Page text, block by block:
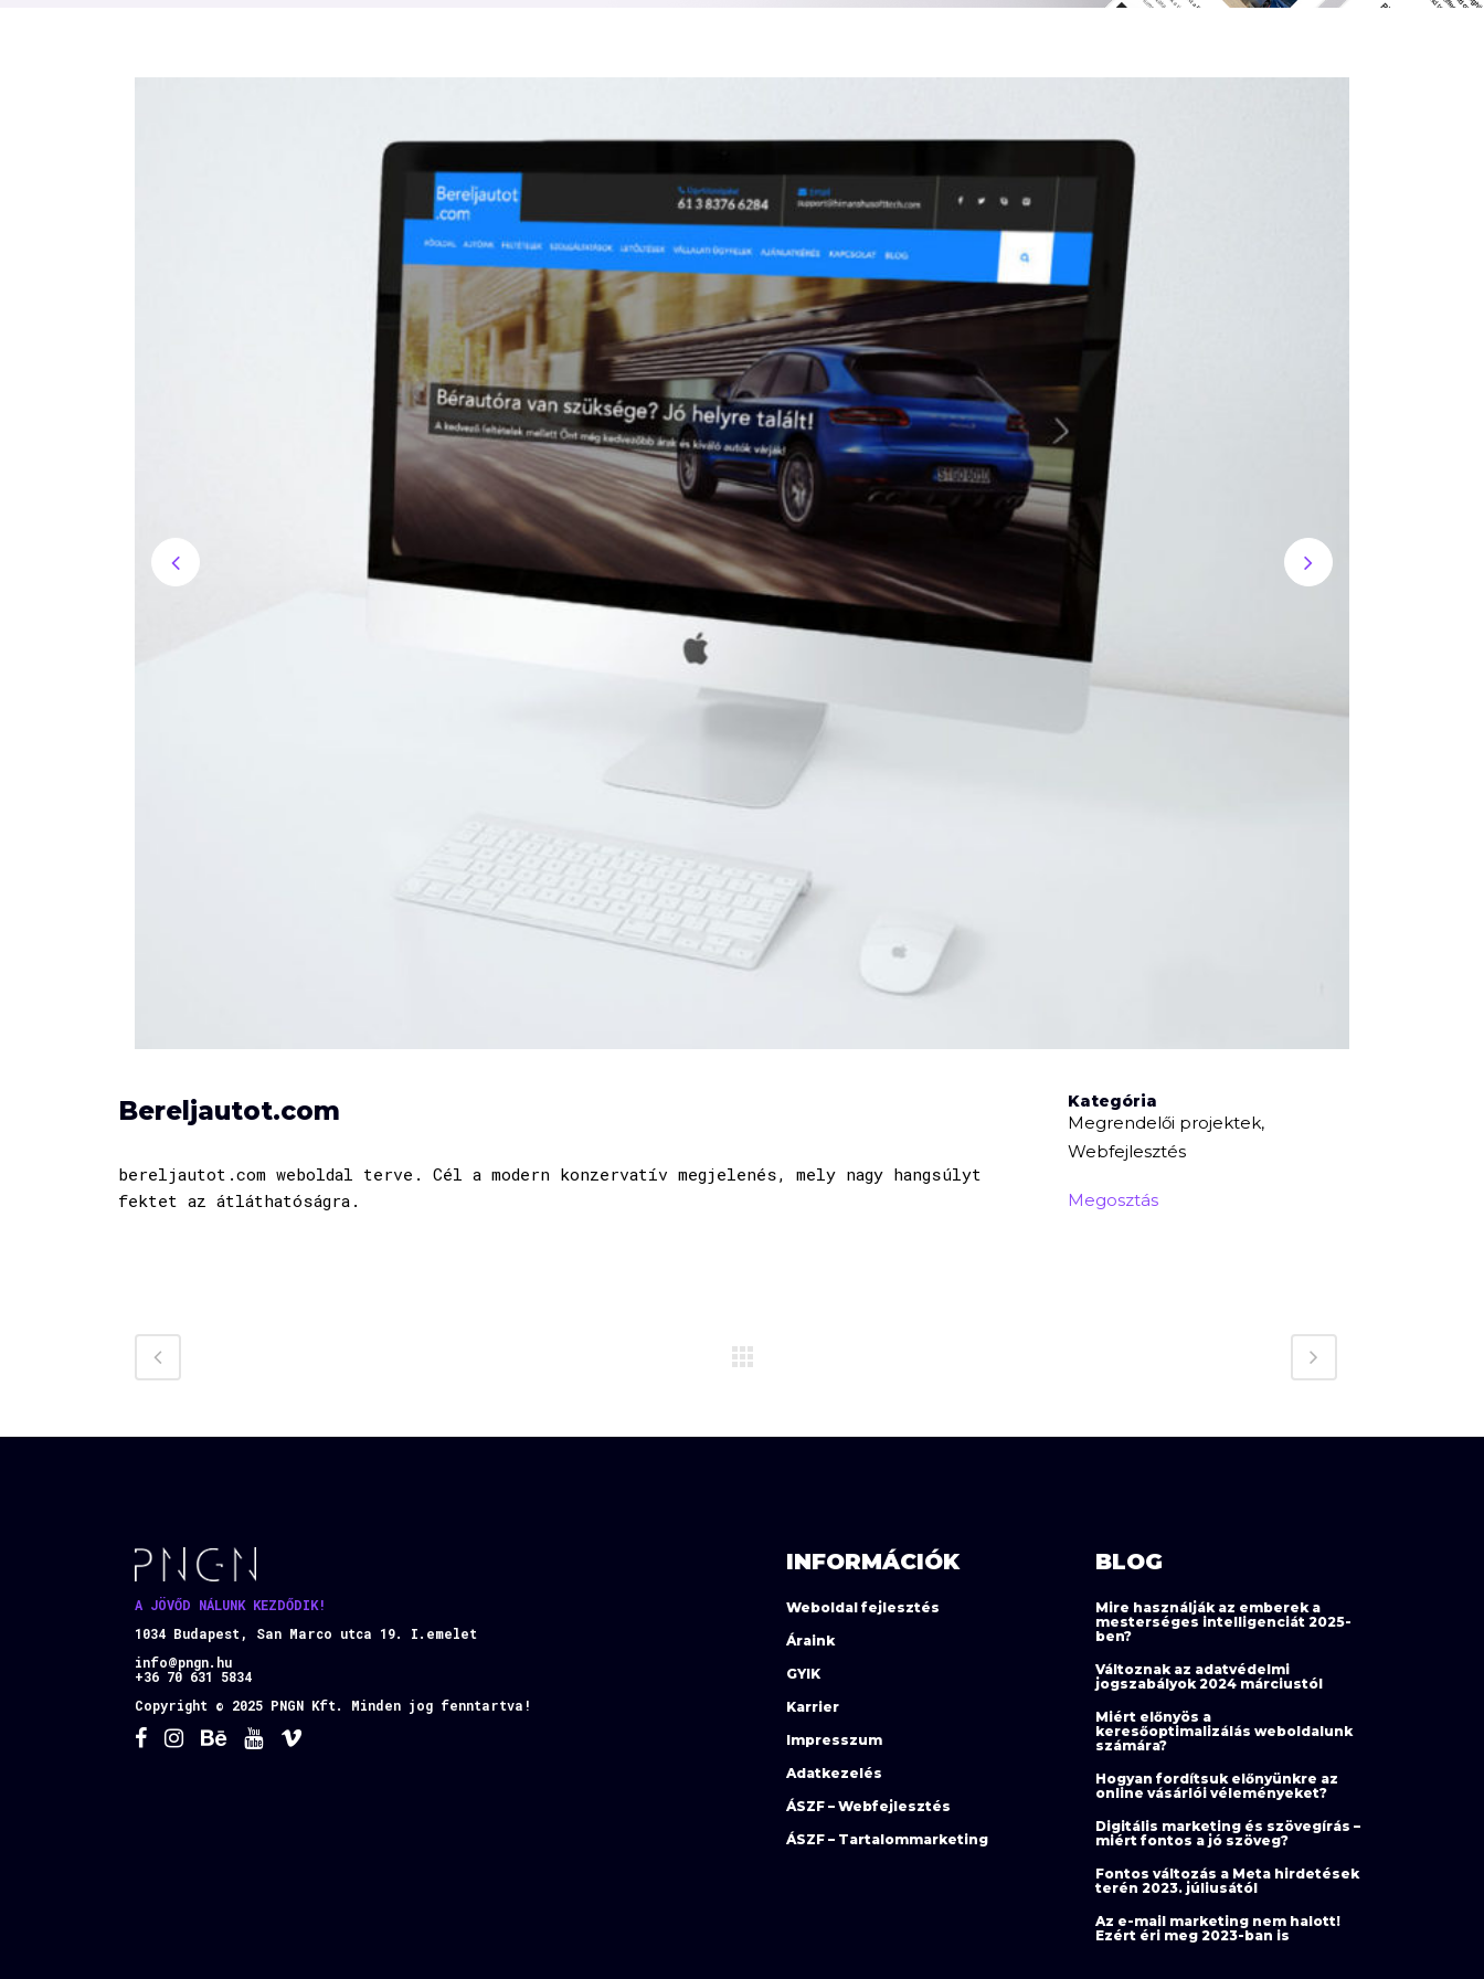
Bereljautot.com
bereljautot.com weboldal terve. Cél a modern konzervatív megjelenés, mely nagy hangsúlyt
fektet az átláthatóságra.
Kategória
Megrendelői projektek,
Webfejlesztés
Megosztás
A JÖVŐD NÁLUNK KEZDŐDIK!
1034 Budapest, San Marco utca 19. I.emelet
info@pngn.hu
+36 70 631 5834
Copyright © 2025 PNGN Kft. Minden jog fenntartva!
INFORMÁCIÓK
Weboldal fejlesztés
Áraink
GYIK
Karrier
Impresszum
Adatkezelés
ÁSZF – Webfejlesztés
ÁSZF – Tartalommarketing
BLOG
Mire használják az emberek a
mesterséges intelligenciát 2025-
ben?
Változnak az adatvédelmi
jogszabályok 2024 márciustól
Miért előnyös a
keresőoptimalizálás weboldalunk
számára?
Hogyan fordítsuk előnyünkre az
online vásárlói véleményeket?
Digitális marketing és szövegírás –
miért fontos a jó szöveg?
Fontos változás a Meta hirdetések
terén 2023. júliusától
Az e-mail marketing nem halott!
Ezért éri meg 2023-ban is